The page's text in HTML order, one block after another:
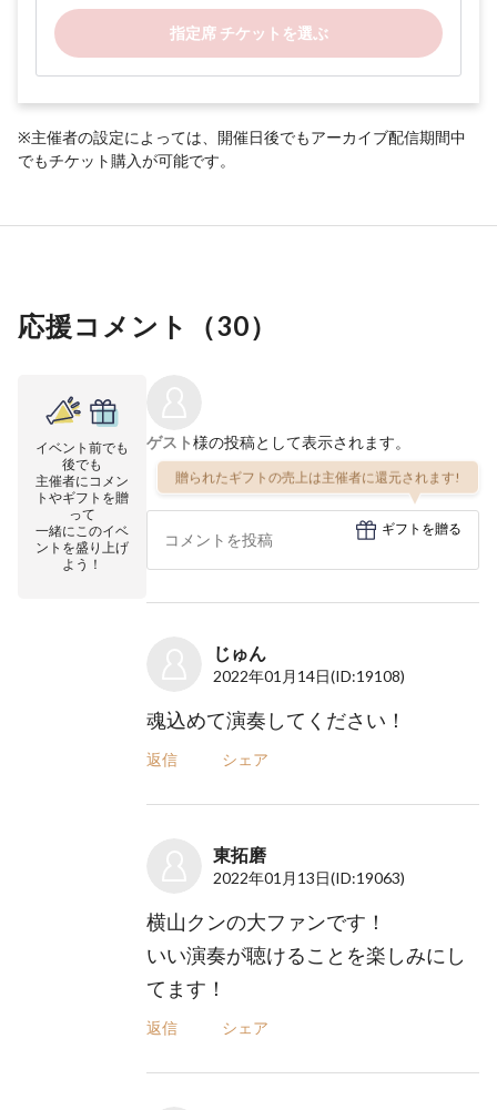
指定席 チケットを選ぶ
※主催者の設定によっては、開催日後でもアーカイブ配信期間中
でもチケット購入が可能です。
応援コメント（30）
イベント前でも
後でも
主催者にコメン
トやギフトを贈
って
一緒にこのイベ
ントを盛り上げ
よう！
ゲスト様の投稿として表示されます。
贈られたギフトの売上は主催者に還元されます!
ギフトを贈る
じゅん
2022年01月14日(ID:19108)
魂込めて演奏してください！
返信 シェア
東拓磨
2022年01月13日(ID:19063)
横山クンの大ファンです！
いい演奏が聴けることを楽しみにし
てます！
返信 シェア